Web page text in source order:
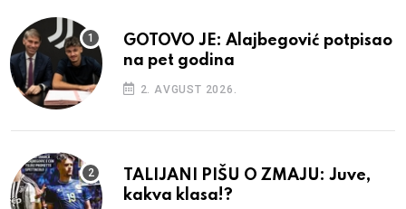
GOTOVO JE: Alajbegović potpisao
na pet godina
2. AVGUST 2026.
TALIJANI PIŠU O ZMAJU: Juve,
kakva klasa!?